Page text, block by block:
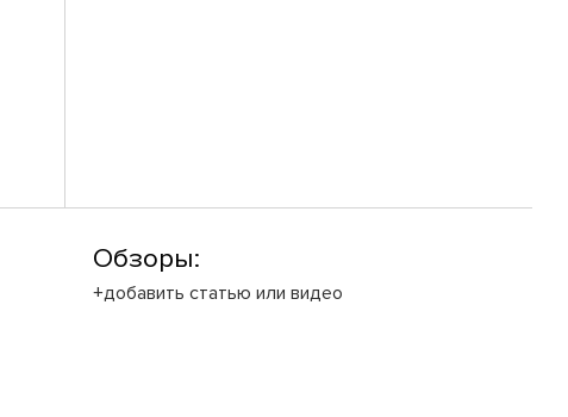
Обзоры:
+добавить статью или видео